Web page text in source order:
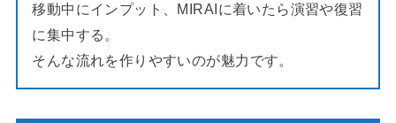
移動中にインプット、MIRAIに着いたら演習や復習
に集中する。
そんな流れを作りやすいのが魅力です。